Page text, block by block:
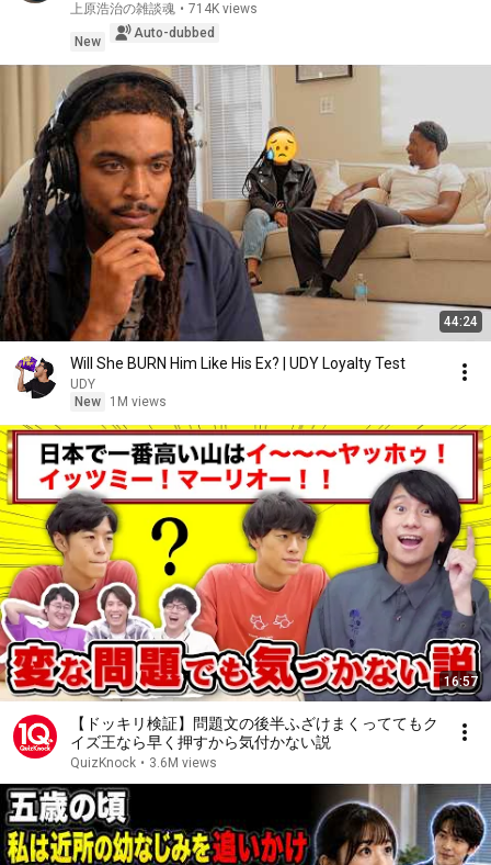
上原浩治の雑談魂 • 714K views
New
Auto-dubbed
44:24
Will She BURN Him Like His Ex? | UDY Loyalty Test
UDY
New
1M views
16:57
【ドッキリ検証】問題文の後半ふざけまくっててもク
イズ王なら早く押すから気付かない説
QuizKnock • 3.6M views